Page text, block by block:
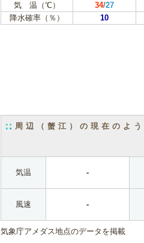
気 温（℃） 34/27
降水確率（％）
10
周辺（蟹江）の現在のよう
気温 -
風速 -
気象庁アメダス地点のデータを掲載